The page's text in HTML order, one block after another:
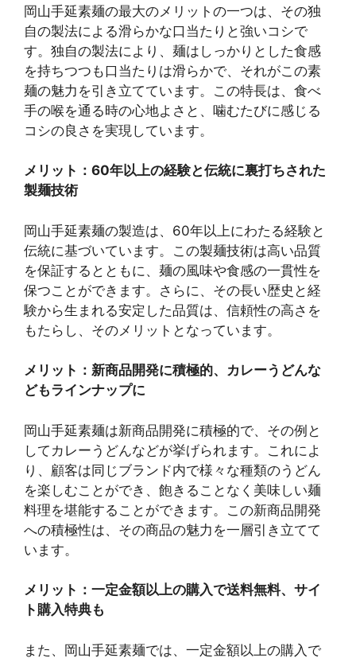
岡山手延素麺の最大のメリットの一つは、その独
自の製法による滑らかな口当たりと強いコシで
す。独自の製法により、麺はしっかりとした食感
を持ちつつも口当たりは滑らかで、それがこの素
麺の魅力を引き立てています。この特長は、食べ
手の喉を通る時の心地よさと、噛むたびに感じる
コシの良さを実現しています。
メリット：60年以上の経験と伝統に裏打ちされた
製麺技術
岡山手延素麺の製造は、60年以上にわたる経験と
伝統に基づいています。この製麺技術は高い品質
を保証するとともに、麺の風味や食感の一貫性を
保つことができます。さらに、その長い歴史と経
験から生まれる安定した品質は、信頼性の高さを
もたらし、そのメリットとなっています。
メリット：新商品開発に積極的、カレーうどんな
どもラインナップに
岡山手延素麺は新商品開発に積極的で、その例と
してカレーうどんなどが挙げられます。これによ
り、顧客は同じブランド内で様々な種類のうどん
を楽しむことができ、飽きることなく美味しい麺
料理を堪能することができます。この新商品開発
への積極性は、その商品の魅力を一層引き立てて
います。
メリット：一定金額以上の購入で送料無料、サイ
ト購入特典も
また、岡山手延素麺では、一定金額以上の購入で